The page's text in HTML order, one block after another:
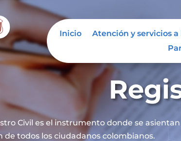
Inicio Atención y servicios
Civil es el instrumento donde se
de todos los ciudadanos colombianos.